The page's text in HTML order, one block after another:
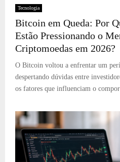
Tecnologia
Bitcoin em Queda: Por
Estão Pressionando o
Criptomoedas em 2026?
O Bitcoin voltou a enfrentar um
despertando dúvidas entre
os fatores que influenciam o